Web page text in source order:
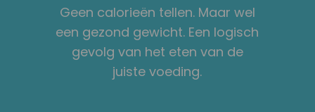
Geen calorieën tellen. Maar wel
een gezond gewicht. Een logisch
gevolg van het eten van de
juiste voeding.